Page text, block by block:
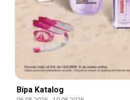
Bipa Katalog